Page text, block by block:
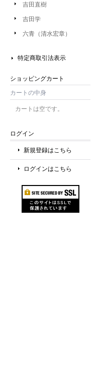
吉田直樹
吉田学
六青（清水宏章）
特定商取引法表示
ショッピングカート
カートの中身
カートは空です。
ログイン
新規登録はこちら
ログインはこちら